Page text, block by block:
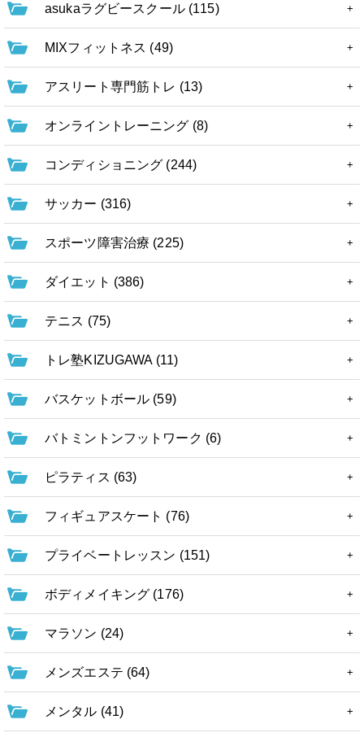
asukaラグビースクール (115)
MIXフィットネス (49)
アスリート専門筋トレ (13)
オンライントレーニング (8)
コンディショニング (244)
サッカー (316)
スポーツ障害治療 (225)
ダイエット (386)
テニス (75)
トレ塾KIZUGAWA (11)
バスケットボール (59)
バトミントンフットワーク (6)
ピラティス (63)
フィギュアスケート (76)
プライベートレッスン (151)
ボディメイキング (176)
マラソン (24)
メンズエステ (64)
メンタル (41)